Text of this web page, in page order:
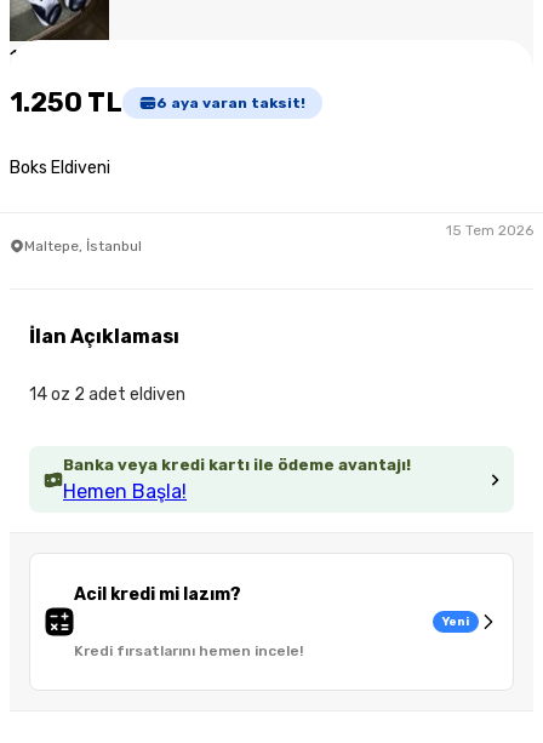
1
1.250 TL 6 aya varan taksit!
Boks Eldiveni
Maltepe, İstanbul
15 Tem 2026
Banka veya kredi kartı ile ödeme avantajı!
Hemen Başla!
Acil kredi mi lazım?
Kredi fırsatlarını hemen incele!
Yeni
İlan Açıklaması
14 oz 2 adet eldiven